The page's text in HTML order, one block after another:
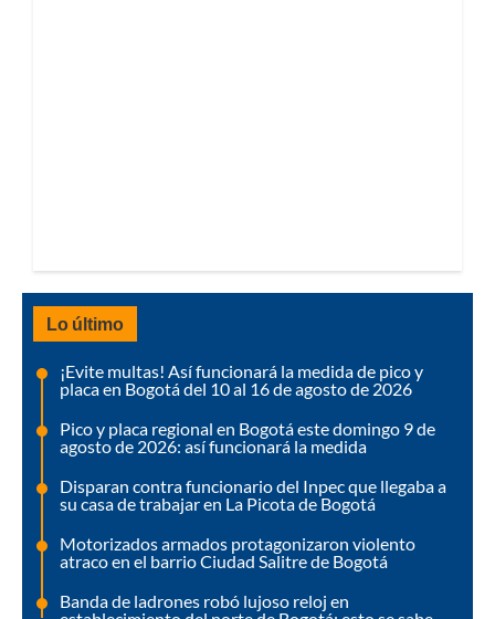
Lo último
¡Evite multas! Así funcionará la medida de pico y
placa en Bogotá del 10 al 16 de agosto de 2026
Pico y placa regional en Bogotá este domingo 9 de
agosto de 2026: así funcionará la medida
Disparan contra funcionario del Inpec que llegaba a
su casa de trabajar en La Picota de Bogotá
Motorizados armados protagonizaron violento
atraco en el barrio Ciudad Salitre de Bogotá
Banda de ladrones robó lujoso reloj en